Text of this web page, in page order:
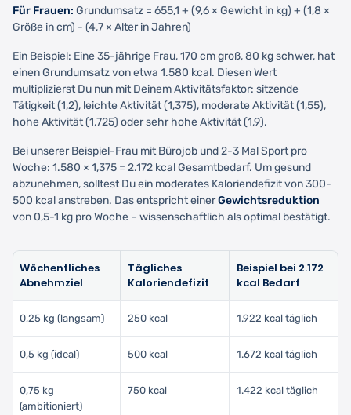
Für Frauen: Grundumsatz = 655,1 + (9,6 × Gewicht in kg) + (1,8 ×
Größe in cm) - (4,7 × Alter in Jahren)
Ein Beispiel: Eine 35-jährige Frau, 170 cm groß, 80 kg schwer, hat
einen Grundumsatz von etwa 1.580 kcal. Diesen Wert
multiplizierst Du nun mit Deinem Aktivitätsfaktor: sitzende
Tätigkeit (1,2), leichte Aktivität (1,375), moderate Aktivität (1,55),
hohe Aktivität (1,725) oder sehr hohe Aktivität (1,9).
Bei unserer Beispiel-Frau mit Bürojob und 2-3 Mal Sport pro
Woche: 1.580 × 1,375 = 2.172 kcal Gesamtbedarf. Um gesund
abzunehmen, solltest Du ein moderates Kaloriendefizit von 300-
500 kcal anstreben. Das entspricht einerGewichtsreduktion
von 0,5-1 kg pro Woche – wissenschaftlich als optimal bestätigt.
Wöchentliches
Abnehmziel
Tägliches
Kaloriendefizit
Beispiel bei 2.172
kcal Bedarf
0,25 kg (langsam) 250 kcal 1.922 kcal täglich
0,5 kg (ideal) 500 kcal 1.672 kcal täglich
0,75 kg
(ambitioniert)
750 kcal 1.422 kcal täglich